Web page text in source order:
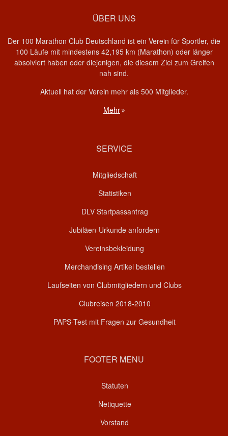
ÜBER UNS
Der 100 Marathon Club Deutschland ist ein Verein für Sportler, die
100 Läufe mit mindestens 42,195 km (Marathon) oder länger
absolviert haben oder diejenigen, die diesem Ziel zum Greifen
nah sind.
Aktuell hat der Verein mehr als 500 Mitglieder.
Mehr
SERVICE
Mitgliedschaft
Statistiken
DLV Startpassantrag
Jubiläen-Urkunde anfordern
Vereinsbekleidung
Merchandising Artikel bestellen
Laufseiten von Clubmitgliedern und Clubs
Clubreisen 2018-2010
PAPS-Test mit Fragen zur Gesundheit
FOOTER MENU
Statuten
Netiquette
Vorstand